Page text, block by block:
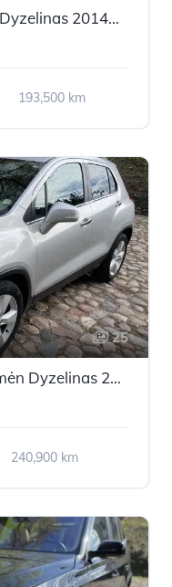
Ford Kuga nuo 235 €/ mėn Dyzelinas 2014m. Visureigis Automatinė
193,500 km
25
Chevrolet Trax nuo 143 €/ mėn Dyzelinas 2013m. Visureigis Automatinė
240,900 km